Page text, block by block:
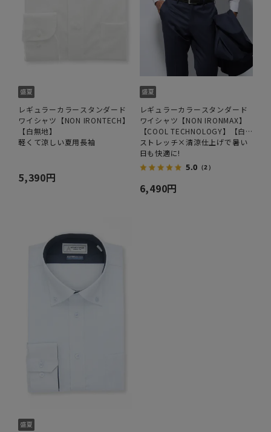
レギュラーカラースタンダード
ワイシャツ【NON IRONTECH】
【白無地】
軽くて涼しい夏用長袖
5,390円
レギュラーカラースタンダード
ワイシャツ【NON IRONMAX】
【COOL TECHNOLOGY】【白
無地】
ストレッチ×清涼仕上げで暑い
日も快適に!
5.0 （2）
6,490円